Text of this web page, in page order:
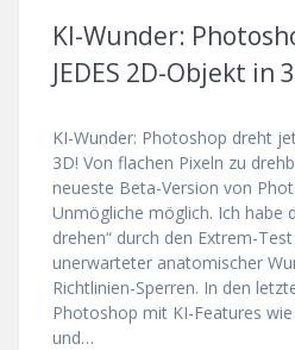
KI-Wunder:
JEDES 2D-Objekt in
KI-Wunder: Photoshop dreht
3D! Von flachen Pixeln zu
neueste Beta-Version von
Unmögliche möglich. Ich habe
drehen“ durch den Extrem-
unerwarteter anatomischer
Richtlinien-Sperren. In den
Photoshop mit KI-Features wie
und…